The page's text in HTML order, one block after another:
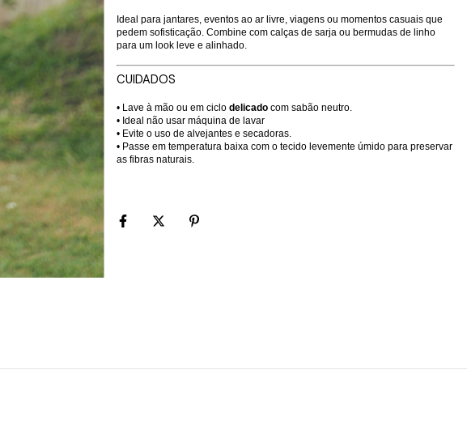
Ideal para jantares, eventos ao ar livre, viagens ou momentos casuais que
pedem sofisticação. Combine com calças de sarja ou bermudas de linho
para um look leve e alinhado.
CUIDADOS
• Lave à mão ou em ciclo delicado com sabão neutro.
• Ideal não usar máquina de lavar
• Evite o uso de alvejantes e secadoras.
• Passe em temperatura baixa com o tecido levemente úmido para preservar
as fibras naturais.